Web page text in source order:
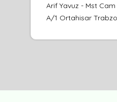
Arif Yavuz - Mst
A/1 Ortahisar